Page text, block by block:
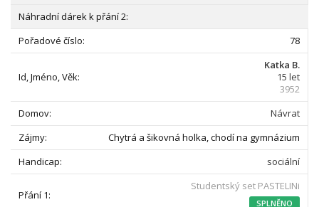
78
Katka B.
15 let
3952
Návrat
Chytrá a šikovná holka, chodí na gymnázium
sociální
Studentský set PASTELINi
SPLNĚNO